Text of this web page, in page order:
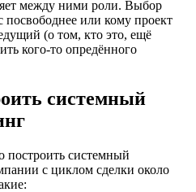
между ними роли. Выбор
посвободнее или кому проект
(о том, кто это, ещё
кого-то опредённого
системный
построить системный
с циклом сделки около